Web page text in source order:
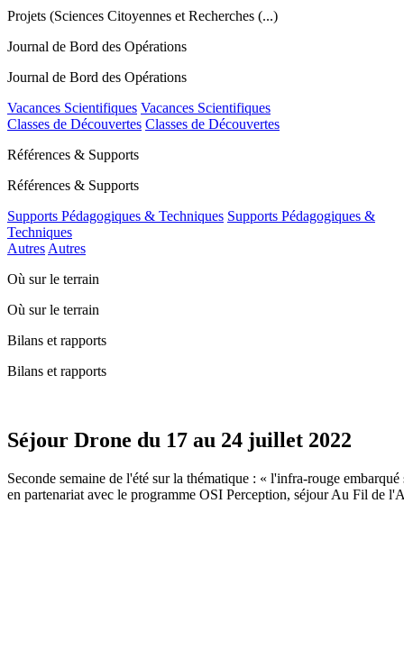
Projets (Sciences Citoyennes et Recherches (...)
Journal de Bord des Opérations
Journal de Bord des Opérations
Vacances Scientifiques Vacances Scientifiques
Classes de Découvertes Classes de Découvertes
Références & Supports
Références & Supports
Supports Pédagogiques & Techniques Supports Pédagogiques &
Techniques
Autres Autres
Où sur le terrain
Où sur le terrain
Bilans et rapports
Bilans et rapports
Séjour Drone du 17 au 24 juillet 2022
Seconde semaine de l'été sur la thématique : « l'infra-rouge
en partenariat avec le programme OSI Perception, séjour Au Fil de